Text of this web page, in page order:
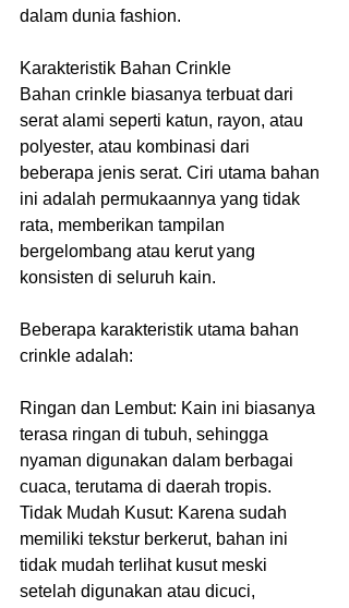
dalam dunia fashion.
Karakteristik Bahan Crinkle
Bahan crinkle biasanya terbuat dari
serat alami seperti katun, rayon, atau
polyester, atau kombinasi dari
beberapa jenis serat. Ciri utama bahan
ini adalah permukaannya yang tidak
rata, memberikan tampilan
bergelombang atau kerut yang
konsisten di seluruh kain.
Beberapa karakteristik utama bahan
crinkle adalah:
Ringan dan Lembut: Kain ini biasanya
terasa ringan di tubuh, sehingga
nyaman digunakan dalam berbagai
cuaca, terutama di daerah tropis.
Tidak Mudah Kusut: Karena sudah
memiliki tekstur berkerut, bahan ini
tidak mudah terlihat kusut meski
setelah digunakan atau dicuci,